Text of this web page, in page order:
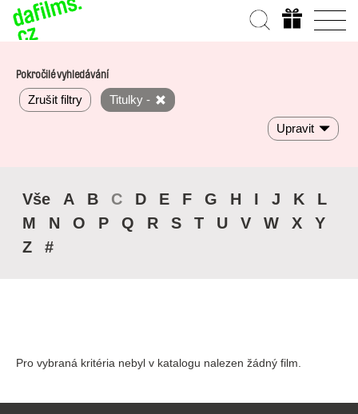
Pokročilé vyhledávání
Zrušit filtry Titulky -
Upravit
Vše A B C D E F G H I J K
L
M
N O P Q R S T U V W X
Y
Z
#
Pro vybraná kritéria nebyl v katalogu nalezen žádný film.